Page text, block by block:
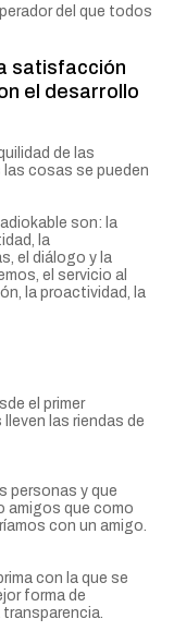
del que todos
satisfacción
el desarrollo
de las
cosas se pueden
son: la
la
el diálogo y la
el servicio al
la proactividad, la
el primer
las riendas de
personas y que
amigos que como
con un amigo.
con la que se
forma de